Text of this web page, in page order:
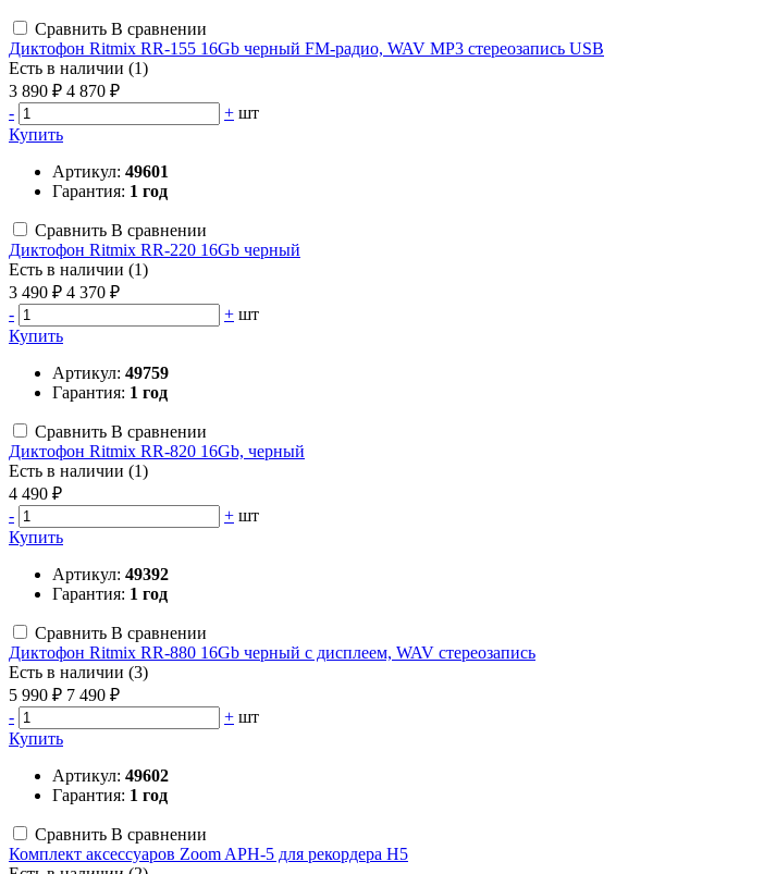
Сравнить В сравнении
Диктофон Ritmix RR-155 16Gb черный FM-радио, WAV MP3 стереозапись USB
Есть в наличии (1)
3 890 ₽ 4 870 ₽
-
+ шт
Купить
Артикул: 49601
Гарантия: 1 год
Сравнить В сравнении
Диктофон Ritmix RR-220 16Gb черный
Есть в наличии (1)
3 490 ₽ 4 370 ₽
-
+ шт
Купить
Артикул: 49759
Гарантия: 1 год
Сравнить В сравнении
Диктофон Ritmix RR-820 16Gb, черный
Есть в наличии (1)
4 490 ₽
-
+ шт
Купить
Артикул: 49392
Гарантия: 1 год
Сравнить В сравнении
Диктофон Ritmix RR-880 16Gb черный с дисплеем, WAV стереозапись
Есть в наличии (3)
5 990 ₽ 7 490 ₽
-
+ шт
Купить
Артикул: 49602
Гарантия: 1 год
Сравнить В сравнении
Комплект аксессуаров Zoom APH-5 для рекордера H5